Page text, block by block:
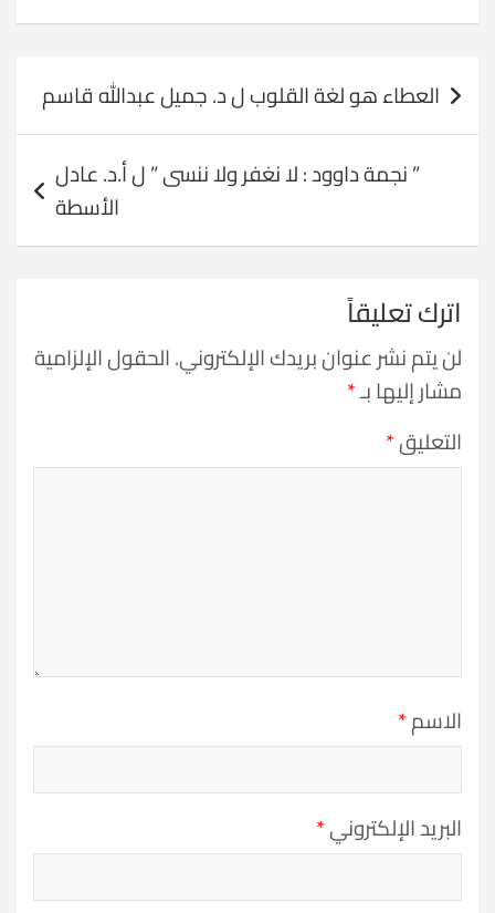
المقالات
العطاء هو لغة القلوب ل د. جميل عبدالله قاسم
” نجمة داوود : لا نغفر ولا ننسى ” ل أ.د. عادل
الأسطة
اترك تعليقاً
لن يتم نشر عنوان بريدك الإلكتروني.الحقول الإلزامية
مشار إليها بـ*
التعليق*
الاسم*
البريد الإلكتروني*